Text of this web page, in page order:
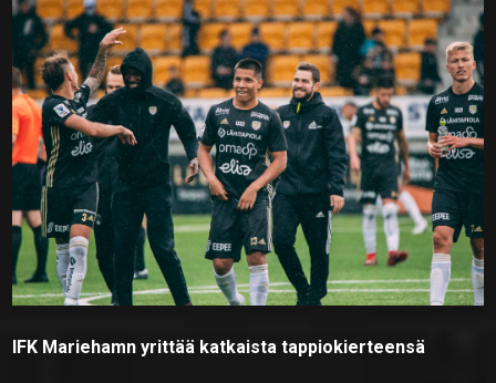
IFK Mariehamn yrittää katkaista tappiokierteensä